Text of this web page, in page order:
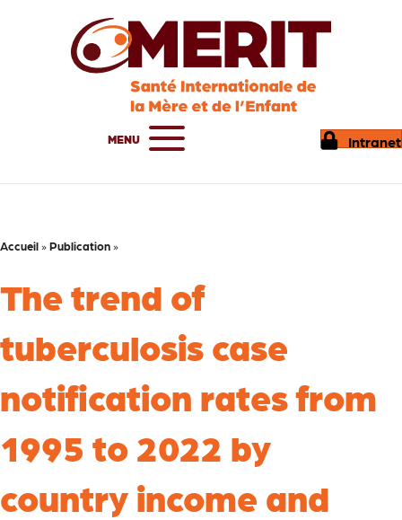
MENU Intranet
Accueil » Publication »
The trend of
tuberculosis case
notification rates from
1995 to 2022 by
country income and